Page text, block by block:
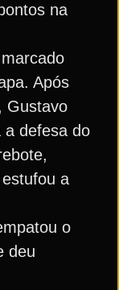
na
Após
Gustavo
a defesa do
a
o
deu